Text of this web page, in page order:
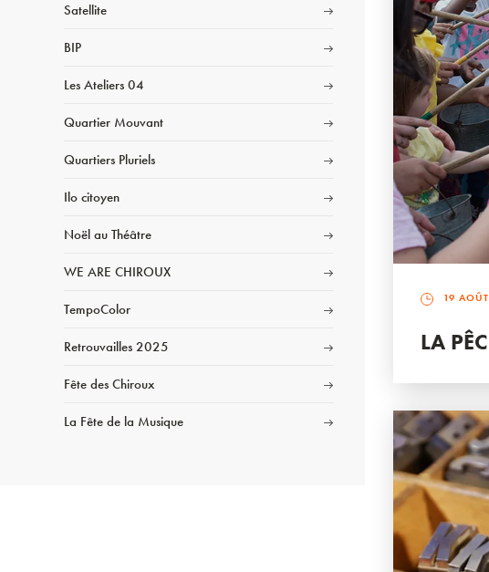
Satellite
BIP
Les Ateliers 04
Quartier Mouvant
Quartiers Pluriels
Ilo citoyen
Noël au Théâtre
WE ARE CHIROUX
TempoColor
Retrouvailles 2025
Fête des Chiroux
La Fête de la Musique
19 AOÛT
LA